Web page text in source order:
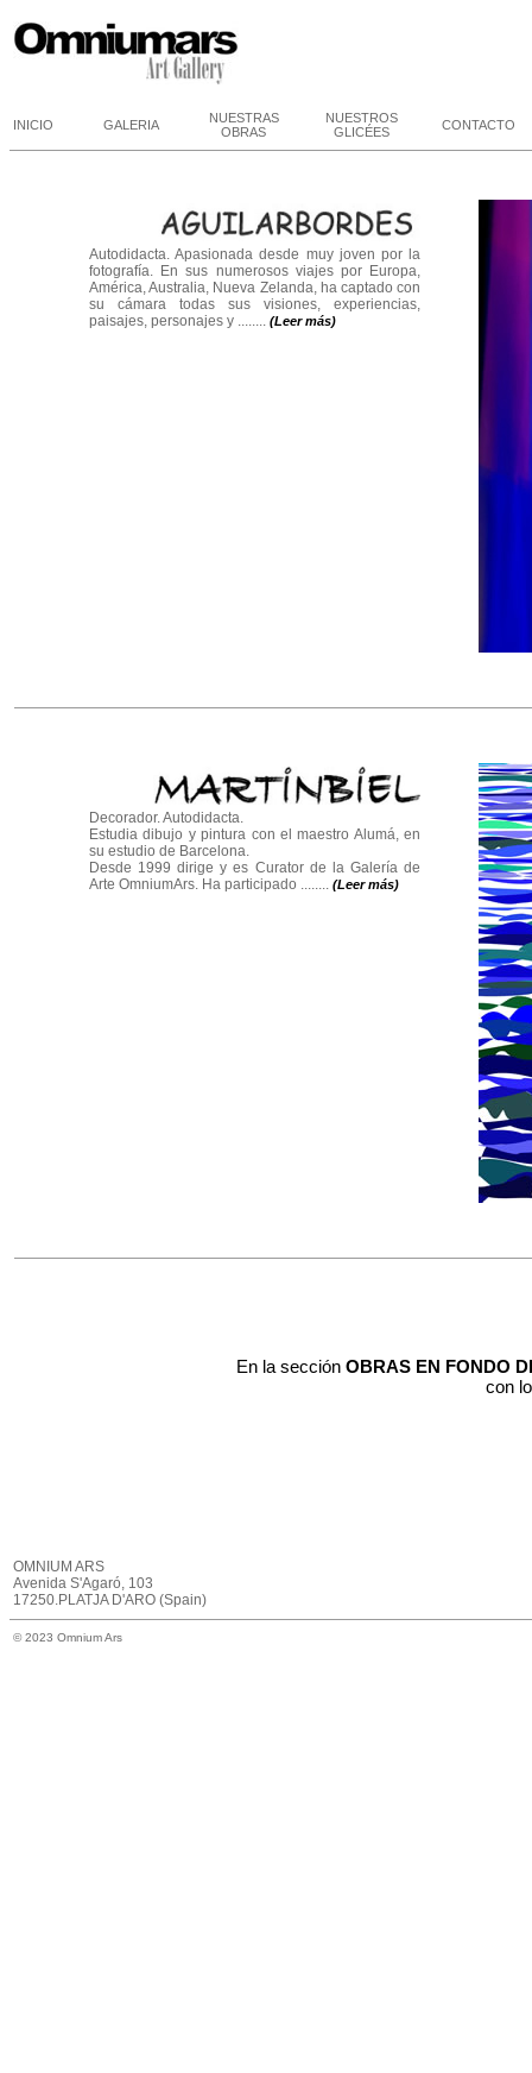
INICIO GALERIA
NUESTRAS
OBRAS
NUESTROS
GLICÉES
CONTACTO
Autodidacta. Apasionada desde muy joven por la
fotografía. En sus numerosos viajes por Europa,
América, Australia, Nueva Zelanda, ha captado con
su cámara todas sus visiones, experiencias,
paisajes, personajes y ........ (Leer más)
Decorador. Autodidacta.
Estudia dibujo y pintura con el maestro Alumá, en
su estudio de Barcelona.
Desde 1999 dirige y es Curator de la Galería de
Arte OmniumArs. Ha participado ........ (Leer más)
En la sección OBRAS EN FONDO
con
OMNIUM ARS
Avenida S'Agaró, 103
17250.PLATJA D'ARO (Spain)
© 2023 Omnium Ars